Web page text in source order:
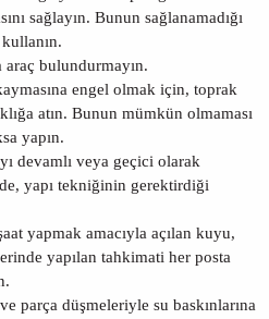
sağlayın. Bunun sağlanamadığı
bulundurmayın.
engel olmak için, toprak
atın. Bunun mümkün olmaması
yapın.
devamlı veya geçici olarak
yapı tekniğinin gerektirdiği
yapmak amacıyla açılan kuyu,
yapılan tahkimati her posta
parça düşmeleriyle su baskınlarına